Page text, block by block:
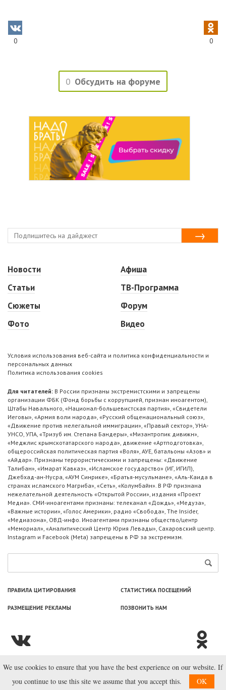
0 0
0 Обсудить на форуме
Новости
Статьи
Сюжеты
Фото
Афиша
ТВ-Программа
Форум
Видео
Условия использования веб-сайта и политика конфиденциальности и
персональных данных
Политика использования cookies
Для читателей: В России признаны экстремистскими и запрещены
организации ФБК (Фонд борьбы с коррупцией, признан иноагентом),
Штабы Навального, «Национал-большевистская партия», «Свидетели
Иеговы», «Армия воли народа», «Русский общенациональный союз»,
«Движение против нелегальной иммиграции», «Правый сектор», УНА-
УНСО, УПА, «Тризуб им. Степана Бандеры», «Мизантропик дивижн»,
«Меджлис крымскотатарского народа», движение «Артподготовка»,
общероссийская политическая партия «Воля», АУЕ, батальоны «Азов» и
«Айдар». Признаны террористическими и запрещены: «Движение
Талибан», «Имарат Кавказ», «Исламское государство» (ИГ, ИГИЛ),
Джебхад-ан-Нусра, «АУМ Синрике», «Братья-мусульмане», «Аль-Каида в
странах исламского Магриба», «Сеть», «Колумбайн». В РФ признана
нежелательной деятельность «Открытой России», издания «Проект
Медиа». СМИ-иноагентами признаны: телеканал «Дождь», «Медуза»,
«Важные истории», «Голос Америки», радио «Свобода», The Insider,
«Медиазона», ОВД-инфо. Иноагентами признаны общество/центр
«Мемориал», «Аналитический Центр Юрия Левады», Сахаровский центр.
Instagram и Facebook (Metа) запрещены в РФ за экстремизм.
ПРАВИЛА ЦИТИРОВАНИЯ СТАТИСТИКА ПОСЕЩЕНИЙ
РАЗМЕЩЕНИЕ РЕКЛАМЫ ПОЗВОНИТЬ НАМ
© ООО «Лаборатория Новоcтей», 2003—2026.
We use cookies to ensure that you have the best experience on our website. If
you continue to use this site we assume that you accept this.
OK